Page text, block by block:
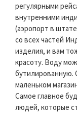
регулярными
внутренними
(аэропорт в
со всех частей
изделия, и вам
красоту. Воду
бутилированную.
маленьком
Самое главное
людей, которые